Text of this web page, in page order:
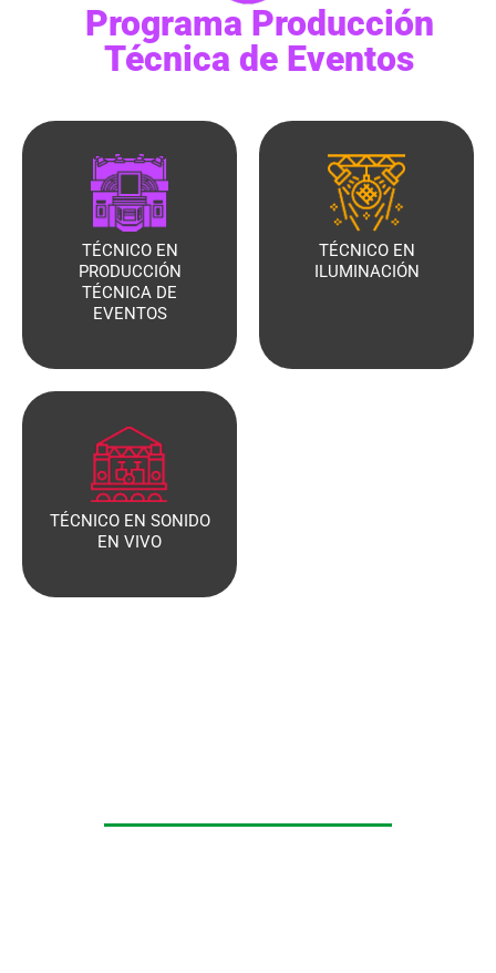
Programa Producción
Técnica de Eventos
TÉCNICO EN
PRODUCCIÓN
TÉCNICA DE
EVENTOS
TÉCNICO EN
ILUMINACIÓN
TÉCNICO EN SONIDO
EN VIVO